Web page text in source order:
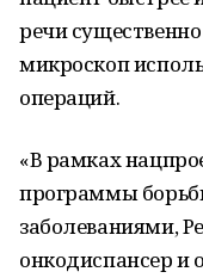
речи
микроскоп
операций.
«В рамках
программы
заболеваниями,
онкодиспансер и